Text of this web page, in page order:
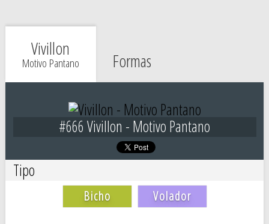
Vivillon
Motivo Pantano Formas
#666 Vivillon - Motivo Pantano
Tipo
Bicho Volador